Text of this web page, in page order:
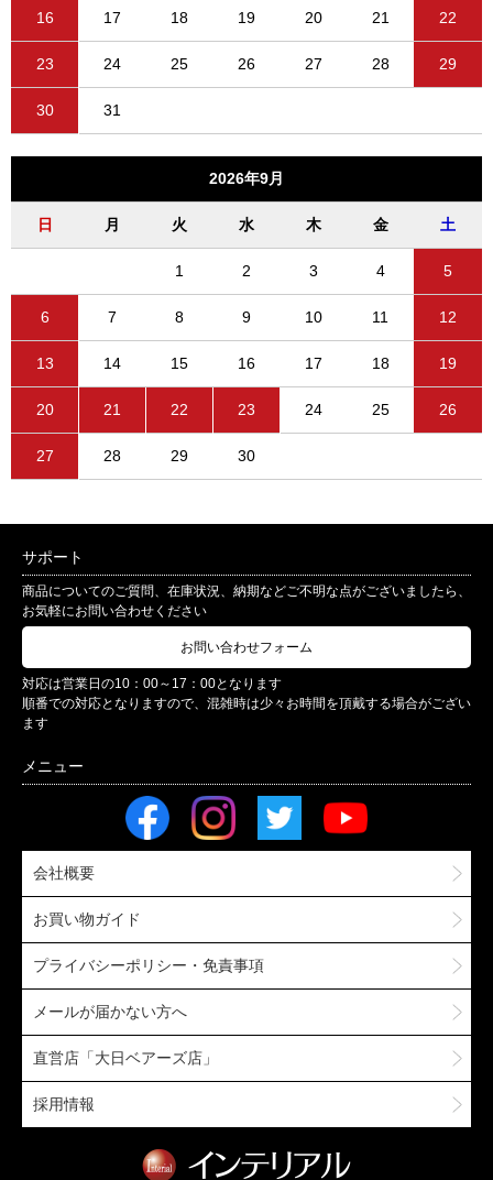
16 17 18 19 20 21 22
23 24 25 26 27 28 29
30 31
2026年9月
日 月 火 水 木 金 土
1 2 3 4 5
6 7 8 9 10 11 12
13 14 15 16 17 18 19
20 21 22 23 24 25 26
27 28 29 30
サポート
商品についてのご質問、在庫状況、納期などご不明な点がございましたら、
お気軽にお問い合わせください
お問い合わせフォーム
対応は営業日の10：00～17：00となります
順番での対応となりますので、混雑時は少々お時間を頂戴する場合がござい
ます
会社概要
お買い物ガイド
プライバシーポリシー・免責事項
メールが届かない方へ
直営店「大日ベアーズ店」
採用情報